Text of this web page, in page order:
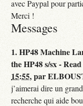
avec Paypal pour
Merci !
Messages
1.HP48 Machine
the HP48 s/sx -
15:55,par
j’aimerai dire un
recherche qui aide